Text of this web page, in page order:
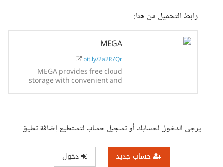
رابط التحميل من هنا:
MEGA
bit.ly/2a2R7Qr
MEGA provides free cloud
storage with convenient and
powerful always-on privacy.
يرجى الدخول لحسابك أو تسجيل حساب لتستطيع إضافة تعليق
حساب جديد دخول